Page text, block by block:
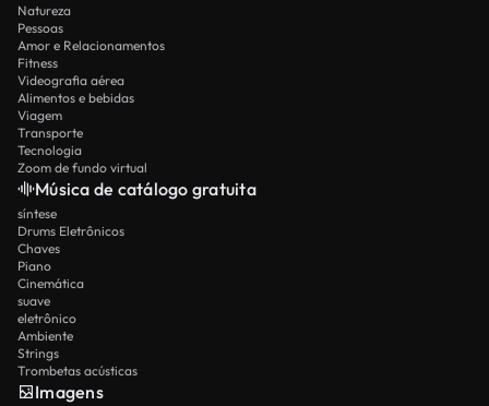
Natureza
Pessoas
Amor e Relacionamentos
Fitness
Videografia aérea
Alimentos e bebidas
Viagem
Transporte
Tecnologia
Zoom de fundo virtual
Música de catálogo gratuita
síntese
Drums Eletrônicos
Chaves
Piano
Cinemática
suave
eletrônico
Ambiente
Strings
Trombetas acústicas
Imagens